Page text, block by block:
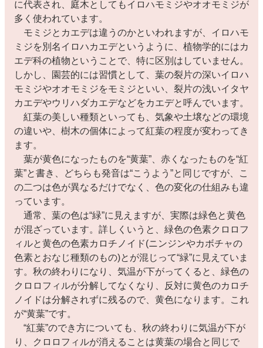
に代表され、庭木としてもイロハモミジやオオモミジが
多く使われています。
モミジとカエデは違うのかといわれますが、イロハモ
ミジを別名イロハカエデというように、植物学的にはカ
エデ科の植物ということで、特に区別はしていません。
しかし、園芸的には習慣として、葉の裂片の深いイロハ
モミジやオオモミジをモミジといい、裂片の浅いイタヤ
カエデやウリハダカエデなどをカエデと呼んでいます。
紅葉の美しい種類といっても、気象や土壌などの環境
の違いや、樹木の個体によって紅葉の程度が変わってき
ます。
葉が黄色になったものを“黄葉”、赤くなったものを“紅
葉”と書き、どちらも発音は“こうよう”と同じですが、こ
の二つは色が異なるだけでなく、色の変化の仕組みも違
っています。
通常、葉の色は“緑”に見えますが、実際は緑色と黄色
が混ざっています。詳しくいうと、緑色の色素クロロフ
ィルと黄色の色素カロチノイド(ニンジンやカボチャの
色素とおなじ種類のもの)とが混じって“緑”に見えていま
す。秋の終わりになり、気温が下がってくると、緑色の
クロロフィルが分解してなくなり、反対に黄色のカロチ
ノイドは分解されずに残るので、黄色になります。これ
が“黄葉”です。
“紅葉”のでき方についても、秋の終わりに気温が下が
り、クロロフィルが消えることは黄葉の場合と同じで